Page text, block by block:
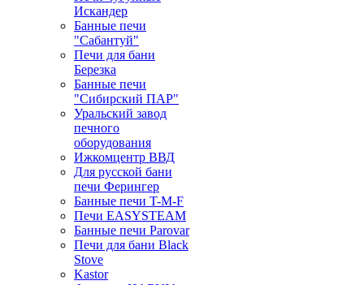
Искандер
Банные печи
"Сабантуй"
Печи для бани
Березка
Банные печи
"Сибирский ПАР"
Уральский завод
печного
оборудования
Ижкомцентр ВВД
Для русской бани
печи Ферингер
Банные печи T-M-F
Печи EASYSTEAM
Банные печи Parovar
Печи для бани Black
Stove
Kastor